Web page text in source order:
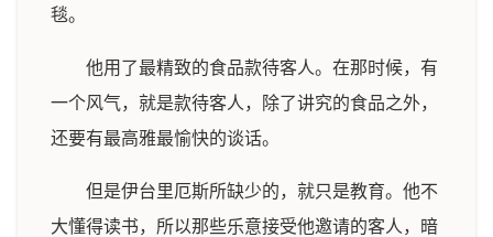
毯。
他用了最精致的食品款待客人。在那时候，有
一个风气，就是款待客人，除了讲究的食品之外，
还要有最高雅最愉快的谈话。
但是伊台里厄斯所缺少的，就只是教育。他不
大懂得读书，所以那些乐意接受他邀请的客人，暗